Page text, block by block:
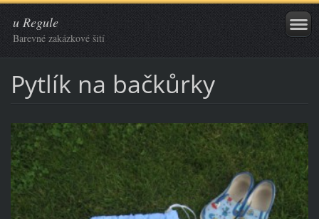
u Regule
Barevné zakázkové šití
Pytlík na bačkůrky